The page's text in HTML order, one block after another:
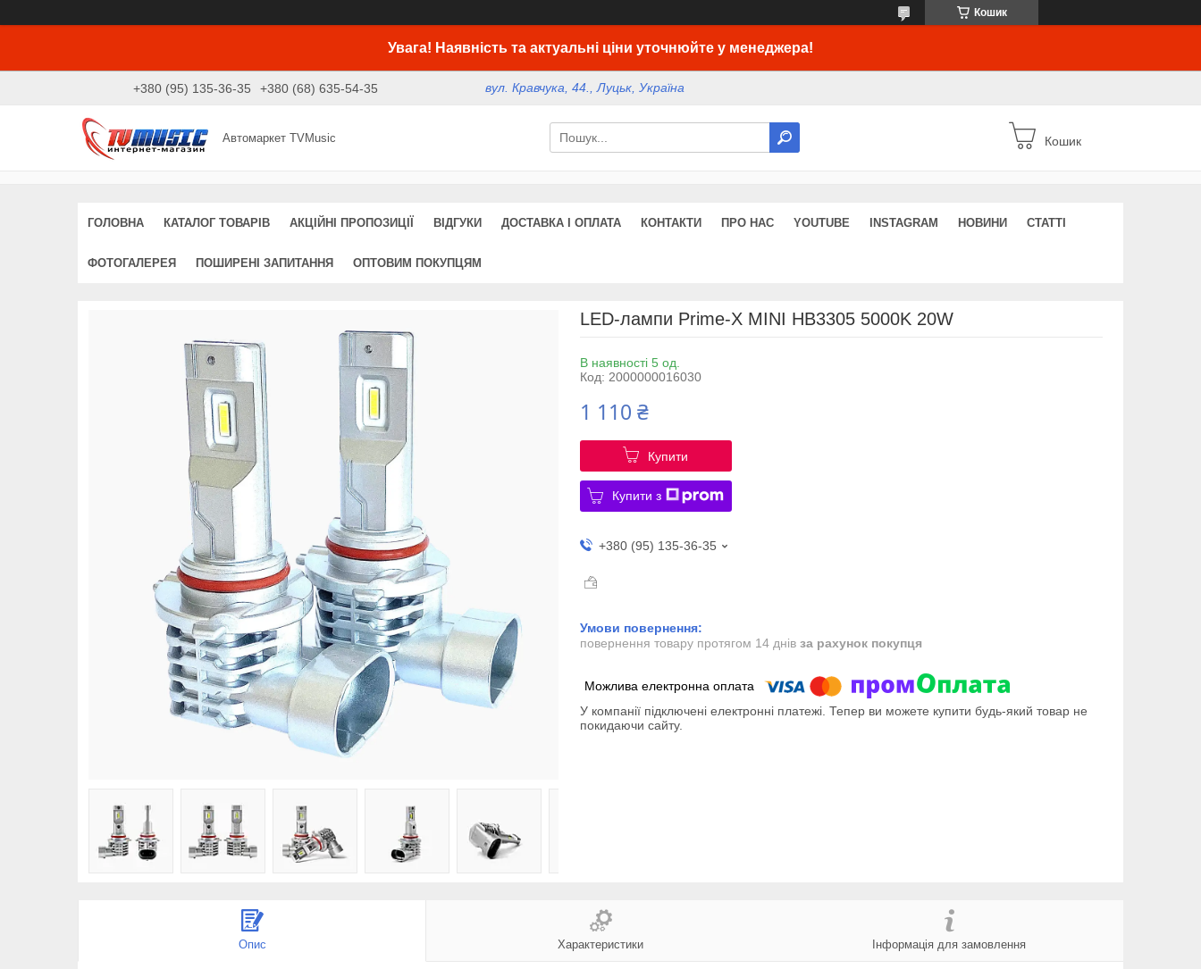
Кошик
Увага! Наявність та актуальні ціни уточнюйте у менеджера!
+380 (95) 135-36-35 +380 (68) 635-54-35 вул. Кравчука, 44., Луцьк, Україна
Автомаркет TVMusic Кошик
ГОЛОВНА КАТАЛОГ ТОВАРІВ АКЦІЙНІ ПРОПОЗИЦІЇ ВІДГУКИ ДОСТАВКА І ОПЛАТА КОНТАКТИ ПРО НАС YOUTUBE INSTAGRAM НОВИНИ СТАТТІ
ФОТОГАЛЕРЕЯ ПОШИРЕНІ ЗАПИТАННЯ ОПТОВИМ ПОКУПЦЯМ
LED-лампи Prime-X MINI HB3305 5000K 20W
В наявності 5 од.
Код: 2000000016030
1 110 ₴
Купити
Купити з
+380 (95) 135-36-35
повернення товару протягом 14 днів за рахунок покупця
У компанії підключені електронні платежі. Тепер ви можете купити будь-який товар не
покидаючи сайту.
Опис Характеристики Інформація для замовлення